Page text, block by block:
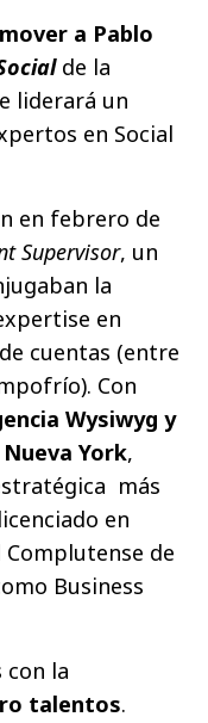
a Pablo
de la
liderará un
en Social
en febrero de
Supervisor, un
la
en
cuentas (entre
Con
Wysiwyg y
York,
más
en
de
Business
con la
talentos.